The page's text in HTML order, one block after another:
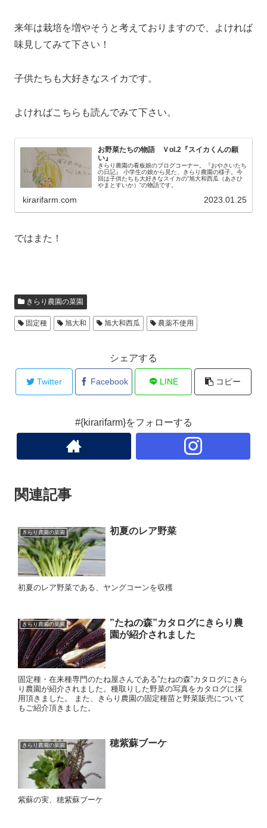
来年は栽培を増やそうと考えておりますので、よければ
味見してみて下さい！
子供たちも大好きなスイカです。
よければこちらも読んでみて下さい。
お野菜たちの物語 Ｖol.2『スイカくんの願
い』
きらり農園の看板娘のブログコーナー。『おやさいたち
の日記』 小学生の娘から見た、きらり農園の様子。今
回は子供たちも大好きなスイカの”旭大和西瓜（あさひ
やまとすいか）”の物語です。
kirarifarm.com 2023.01.25
ではまた！
きらり農園の菜園
固定種 旭大和 旭大和西瓜 農薬不使用
シェアする
Twitter Facebook LINE コピー
#{kirarifarm}をフォローする
関連記事
きらり農園の菜園 初夏のレア野菜
初夏のレア野菜である、ヤングコーンを収穫
きらり農園の菜園
”たねの森”カタログにきらり農
園が紹介されました
固定種・在来種専門のたね屋さんである”たねの森”カタログにきら
り農園が紹介されました。種取りした野菜の写真をカタログに採
用頂きました。 また、きらり農園の固定種苗と野菜販売について
もご紹介頂きました。
きらり農園の菜園 穂紫蘇ブーケ
紫蘇の実、穂紫蘇ブーケ